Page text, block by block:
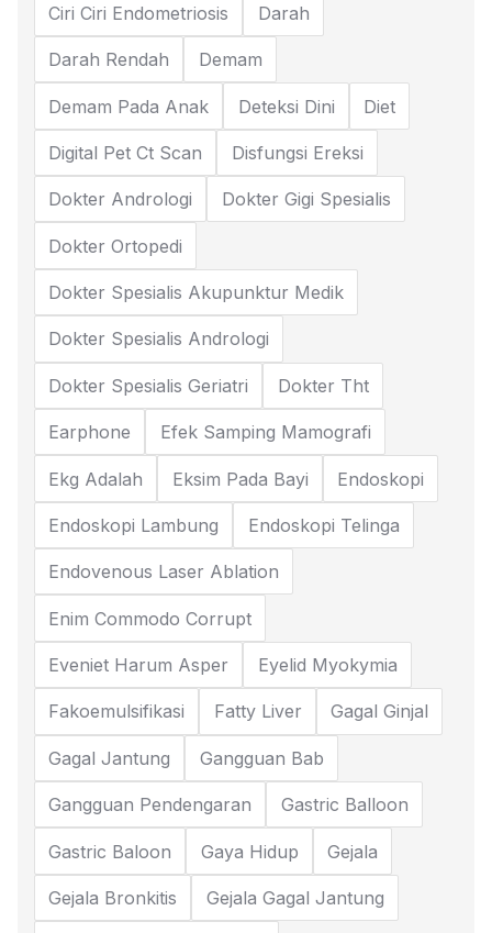
Ciri Ciri Endometriosis Darah
Darah Rendah Demam
Demam Pada Anak Deteksi Dini Diet
Digital Pet Ct Scan Disfungsi Ereksi
Dokter Andrologi Dokter Gigi Spesialis
Dokter Ortopedi
Dokter Spesialis Akupunktur Medik
Dokter Spesialis Andrologi
Dokter Spesialis Geriatri Dokter Tht
Earphone Efek Samping Mamografi
Ekg Adalah Eksim Pada Bayi Endoskopi
Endoskopi Lambung Endoskopi Telinga
Endovenous Laser Ablation
Enim Commodo Corrupt
Eveniet Harum Asper Eyelid Myokymia
Fakoemulsifikasi Fatty Liver Gagal Ginjal
Gagal Jantung Gangguan Bab
Gangguan Pendengaran Gastric Balloon
Gastric Baloon Gaya Hidup Gejala
Gejala Bronkitis Gejala Gagal Jantung